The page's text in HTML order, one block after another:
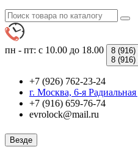
пн - пт: с 10.00 до 18.00 8 (916)
8 (916)
+7 (926) 762-23-24
г. Москва, 6-я
+7 (916) 659-76-74
evrolock@mail.ru
Везде